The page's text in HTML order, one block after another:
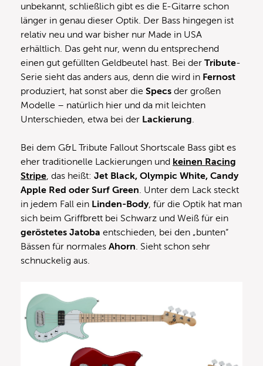
unbekannt, schließlich gibt es die E-Gitarre schon
länger in genau dieser Optik. Der Bass hingegen ist
relativ neu und war bisher nur Made in USA
erhältlich. Das geht nur, wenn du entsprechend
einen gut gefüllten Geldbeutel hast. Bei der Tribute-
Serie sieht das anders aus, denn die wird in Fernost
produziert, hat sonst aber die Specs der großen
Modelle – natürlich hier und da mit leichten
Unterschieden, etwa bei der Lackierung.
Bei dem G&L Tribute Fallout Shortscale Bass gibt es
eher traditionelle Lackierungen und keinen Racing
Stripe, das heißt: Jet Black, Olympic White, Candy
Apple Red oder Surf Green. Unter dem Lack steckt
in jedem Fall ein Linden-Body, für die Optik hat man
sich beim Griffbrett bei Schwarz und Weiß für ein
geröstetes Jatoba entschieden, bei den „bunten“
Bässen für normales Ahorn. Sieht schon sehr
schnuckelig aus.